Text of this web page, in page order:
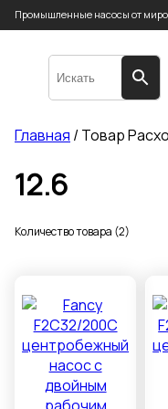
Промышленные насосы от
Главная / Товар
12.6
Количество товара (2)